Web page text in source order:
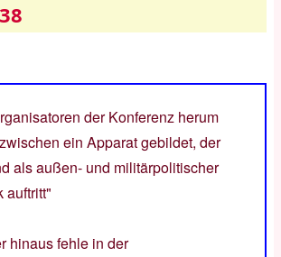
der Konferenz herum
ein Apparat gebildet, der
als außen- und militärpolitischer
auftritt"
hinaus fehle in der